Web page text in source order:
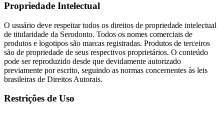
Propriedade Intelectual
O usuário deve respeitar todos os direitos de propriedade intelectual
de titularidade da Serodonto. Todos os nomes comerciais de
produtos e logotipos são marcas registradas. Produtos de terceiros
são de propriedade de seus respectivos proprietários. O conteúdo
pode ser reproduzido desde que devidamente autorizado
previamente por escrito, seguindo as normas concernentes às leis
brasileiras de Direitos Autorais.
Restrições de Uso